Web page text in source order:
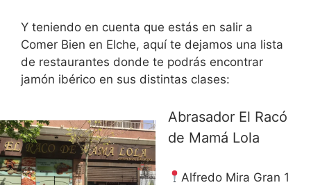
Y teniendo en cuenta que estás en salir a
Comer Bien en Elche, aquí te dejamos una lista
de restaurantes donde te podrás encontrar
jamón ibérico en sus distintas clases:
Abrasador El Racó
de Mamá Lola
Alfredo Mira Gran 1